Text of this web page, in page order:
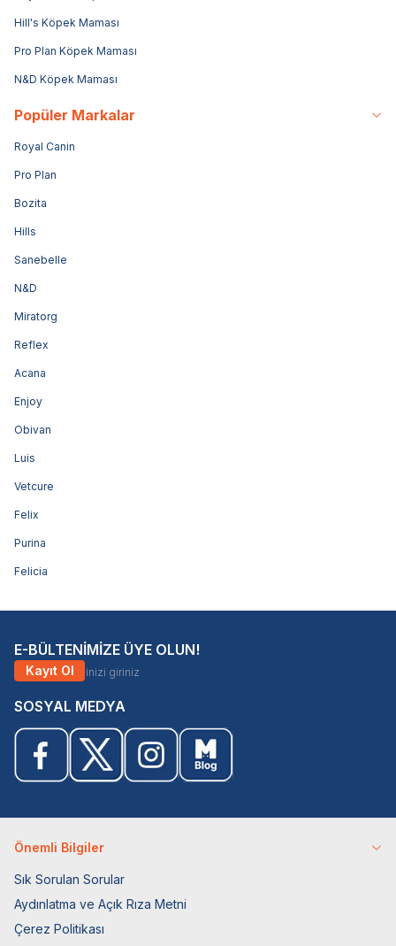
Hill's Köpek Maması
Pro Plan Köpek Maması
N&D Köpek Maması
Popüler Markalar
Royal Canin
Pro Plan
Bozita
Hills
Sanebelle
N&D
Miratorg
Reflex
Acana
Enjoy
Obivan
Luis
Vetcure
Felix
Purina
Felicia
E-BÜLTENİMİZE ÜYE OLUN!
Kayıt Ol
SOSYAL MEDYA
Önemli Bilgiler
Sık Sorulan Sorular
Aydınlatma ve Açık Rıza Metni
Çerez Politikası